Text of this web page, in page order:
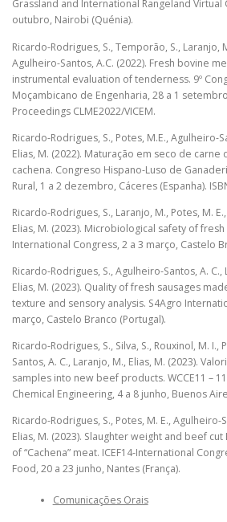
Grassland and International Rangeland Virtual
outubro, Nairobi (Quénia).
Ricardo-Rodrigues, S., Temporão, S., Laranjo,
Agulheiro-Santos, A.C. (2022). Fresh bovine
instrumental evaluation of tenderness. 9º
Moçambicano de Engenharia, 28 a 1
Proceedings CLME2022/VICEM.
Ricardo-Rodrigues, S., Potes, M.E., Agulheiro-
Elias, M. (2022). Maturação em seco de carne
cachena. Congreso Hispano-Luso de
Rural, 1 a 2 dezembro, Cáceres (Espanha).
Ricardo-Rodrigues, S., Laranjo, M., Potes, M.
Elias, M. (2023). Microbiological safety of
International Congress, 2 a 3 março, Castelo
Ricardo-Rodrigues, S., Agulheiro-Santos, A. C.,
Elias, M. (2023). Quality of fresh sausages
texture and sensory analysis. S4Agro
março, Castelo Branco (Portugal).
Ricardo-Rodrigues, S., Silva, S., Rouxinol, M. I.,
Santos, A. C., Laranjo, M., Elias, M. (2023).
samples into new beef products. WCCE11 – 11
Chemical Engineering, 4 a 8 junho, Buenos
Ricardo-Rodrigues, S., Potes, M. E., Agulheiro-
Elias, M. (2023). Slaughter weight and beef
of “Cachena” meat. ICEF14-International
Food, 20 a 23 junho, Nantes (França).
Comunicações Orais